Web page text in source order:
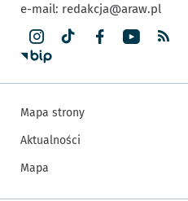
e-mail: redakcja@araw.pl
Mapa strony
Aktualności
Mapa